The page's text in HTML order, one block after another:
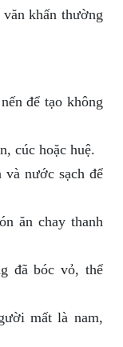
khấn thường
để tạo không
cúc hoặc huệ.
và nước sạch để
ăn chay thanh
đã bóc vỏ, thể
mất là nam,